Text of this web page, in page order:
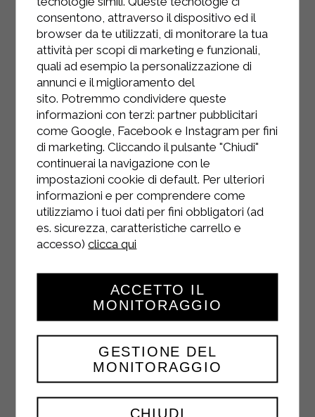
INSTAGRAM
FACEBOOK
YOUTUBE
consentono, attraverso il dispositivo ed il
browser da te utilizzati, di monitorare la tua
attività per scopi di marketing e funzionali,
quali ad esempio la personalizzazione di
annunci e il miglioramento del
sito. Potremmo condividere queste
informazioni con terzi: partner pubblicitari
come Google, Facebook e Instagram per fini
di marketing. Cliccando il pulsante "Chiudi"
continuerai la navigazione con le
impostazioni cookie di default. Per ulteriori
informazioni e per comprendere come
utilizziamo i tuoi dati per fini obbligatori (ad
es. sicurezza, caratteristiche carrello e
accesso)clicca qui
CHIUDI
GESTIONE DEL
MONITORAGGIO
ACCETTO IL
MONITORAGGIO